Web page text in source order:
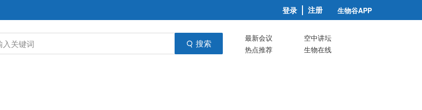
登录 注册 生物谷APP
搜索 最新会议
空中讲坛
热点推荐
生物在线